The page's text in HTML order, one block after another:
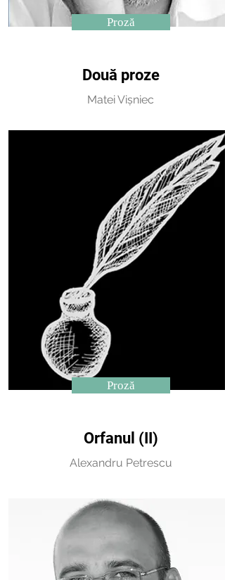
Proză
Două proze
Matei Vișniec
Proză
Orfanul (II)
Alexandru Petrescu